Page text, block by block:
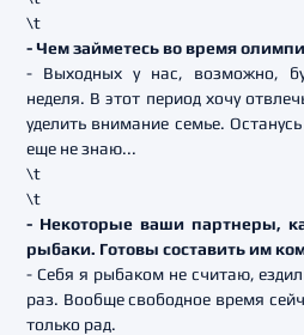
\t
- Чем займетесь во время
- Выходных у нас, возможно,
неделя. В этот период хочу
уделить внимание семье.
еще не знаю...
\t
\t
- Некоторые ваши партнеры,
рыбаки. Готовы составить им
- Себя я рыбаком не считаю,
раз. Вообще свободное время
только рад.